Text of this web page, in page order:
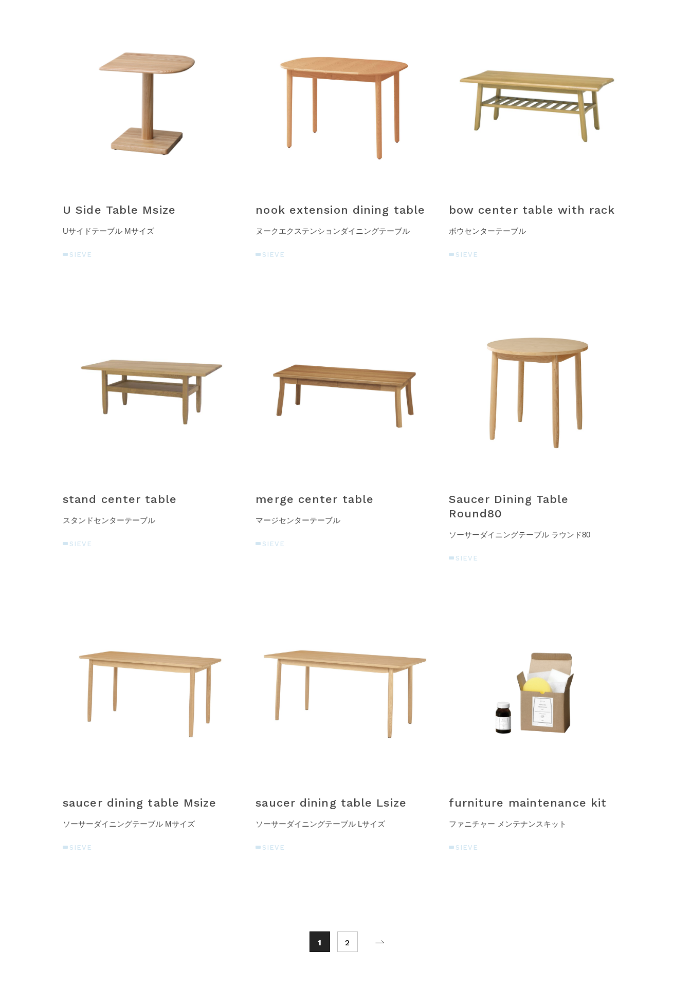
U Side Table Msize
Uサイドテーブル Mサイズ
SIEVE
nook extension dining table
ヌークエクステンションダイニングテーブル
SIEVE
bow center table with rack
ボウセンターテーブル
SIEVE
stand center table
スタンドセンターテーブル
SIEVE
merge center table
マージセンターテーブル
SIEVE
Saucer Dining Table
Round80
ソーサーダイニングテーブル ラウンド80
SIEVE
saucer dining table Msize
ソーサーダイニングテーブル Mサイズ
SIEVE
saucer dining table Lsize
ソーサーダイニングテーブル Lサイズ
SIEVE
furniture maintenance kit
ファニチャー メンテナンスキット
SIEVE
1 2